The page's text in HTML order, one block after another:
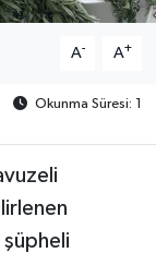
A- A+
Okunma Süresi: 1